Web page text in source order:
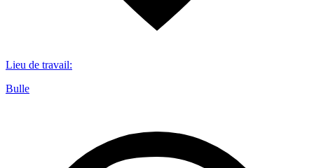
Lieu de travail:
Bulle